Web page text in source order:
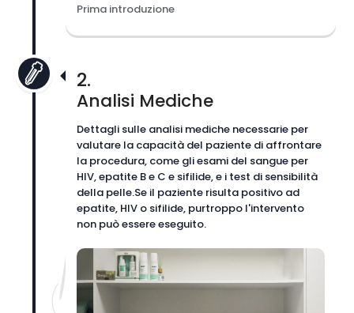
Prima introduzione
2.
Analisi Mediche
Dettagli sulle analisi mediche necessarie per
valutare la capacità del paziente di affrontare
la procedura, come gli esami del sangue per
HIV, epatite B e C e sifilide, e i test di sensibilità
della pelle.Se il paziente risulta positivo ad
epatite, HIV o sifilide, purtroppo l'intervento
non può essere eseguito.